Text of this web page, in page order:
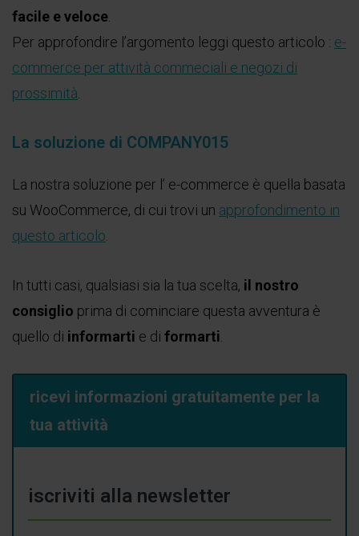
facile e veloce
Per approfondire l’argomento leggi questo articolo : e-
commerce per attività commeciali e negozi di
prossimità
La soluzione di COMPANY015
La nostra soluzione per l’ e-commerce è quella basata
su WooCommerce, di cui trovi un approfondimento in
questo articolo
In tutti casi, qualsiasi sia la tua scelta, il nostro
consiglio prima di cominciare questa avventura è
quello di informarti e di formarti
ricevi informazioni gratuitamente per la
tua attività
iscriviti alla newsletter